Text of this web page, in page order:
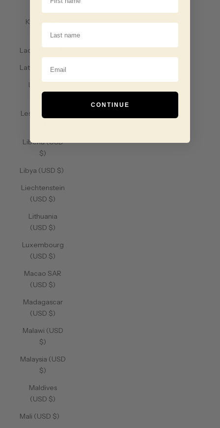
Kyrgyzstan
(USD $)
Laos (USD $)
Latvia (USD $)
Lebanon
(USD $)
Lesotho (USD
Liberia (USD
$)
Libya (USD $)
Liechtenstein
(USD $)
Lithuania
(USD $)
Luxembourg
(USD $)
Macao SAR
(USD $)
Madagascar
(USD $)
Malawi (USD
$)
Malaysia (USD
$)
Maldives
(USD $)
Mali (USD $)
Last Name
Email
CONTINUE